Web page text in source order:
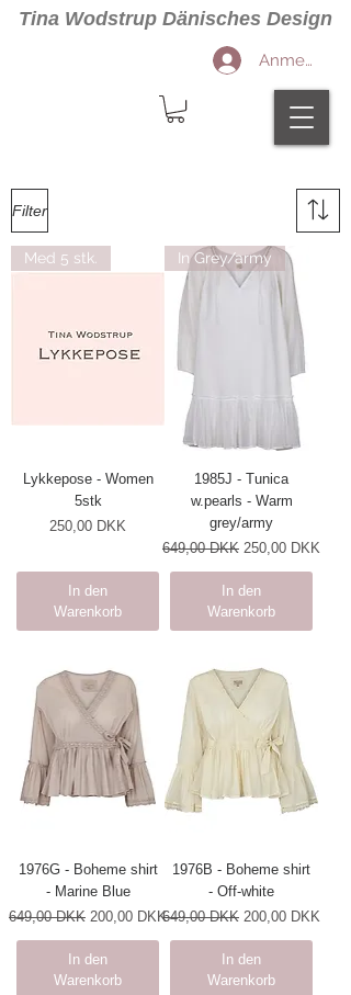
Tina Wodstrup Dänisches Design
Anmelden
Filter
Med 5 stk.
Lykkepose - Women
5stk
Preis
250,00 DKK
In den
Warenkorb
In Grey/army
1985J - Tunica
w.pearls - Warm
grey/army
Standardpreis
649,00 DKK Sale-Preis
250,00 DKK
In den
Warenkorb
1976G - Boheme shirt
- Marine Blue
Standardpreis
649,00 DKK Sale-Preis
200,00 DKK
In den
Warenkorb
1976B - Boheme shirt
- Off-white
Standardpreis
649,00 DKK Sale-Preis
200,00 DKK
In den
Warenkorb